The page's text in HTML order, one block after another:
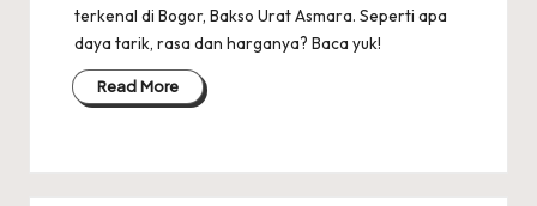
terkenal di Bogor, Bakso Urat Asmara. Seperti apa
daya tarik, rasa dan harganya? Baca yuk!
Read More